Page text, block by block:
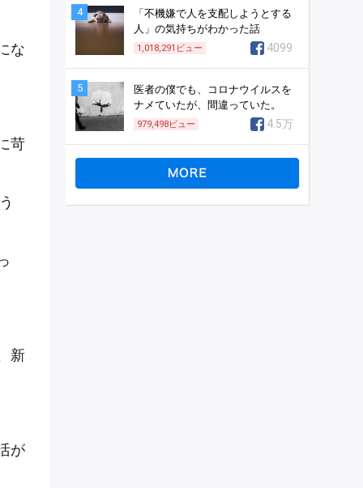
な
苛
新
が
4
「不機嫌で人を支配しようとする
人」の気持ちがわかった話
1,018,291 ビュー 4099
5
医者の僕でも、コロナウイルスを
ナメていたが、間違っていた。
979,498ビュー 4.5万